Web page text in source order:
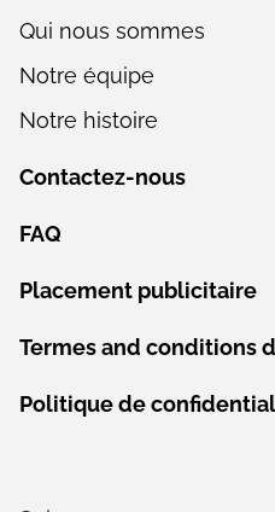
Qui nous sommes
Notre équipe
Notre histoire
Contactez-nous
FAQ
Placement publicitaire
Termes and conditions
Politique de